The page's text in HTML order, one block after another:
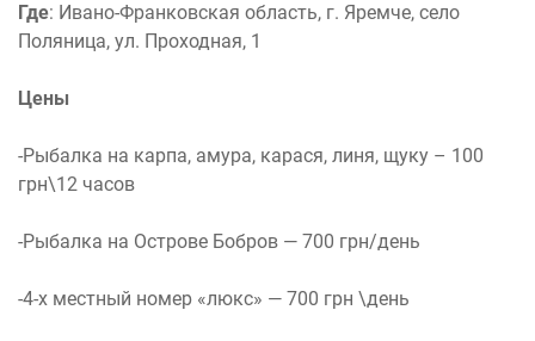
Где: Ивано-Франковская область, г. Яремче, cело
Поляница, ул. Проходная, 1
Цены
-Рыбалка на карпа, амура, карася, линя, щуку – 100
грн\12 часов
-Рыбалка на Острове Бобров — 700 грн/день
-4-х местный номер «люкс» — 700 грн \день